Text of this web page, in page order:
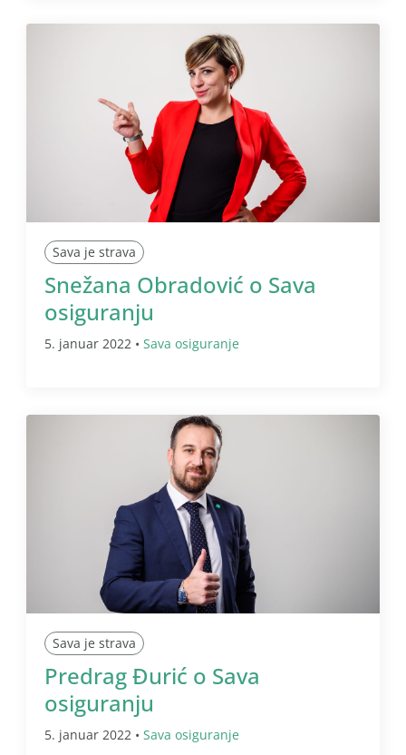
Sava je strava
Snežana Obradović o Sava
osiguranju
5. januar 2022 • Sava osiguranje
Sava je strava
Predrag Đurić o Sava
osiguranju
5. januar 2022 • Sava osiguranje